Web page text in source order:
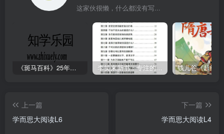
这家伙很懒，什么都没有写...
《斑马百科》25年最新30科全套高清视频 李笑来新书：专注的真相 [PDF]
上一篇
学而思大阅读L6
下一篇
学而思大阅读L4